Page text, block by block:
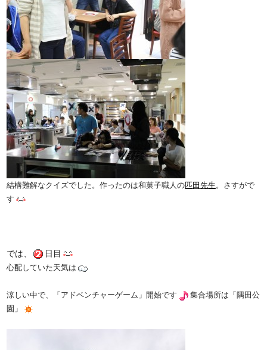
結構難解なクイズでした。作ったのは和菓子職人の匹田先生。さすがで
す
では、 日目
心配していた天気は
涼しい中で、「アドベンチャーゲーム」開始です
集合場所は「隅田公
園」